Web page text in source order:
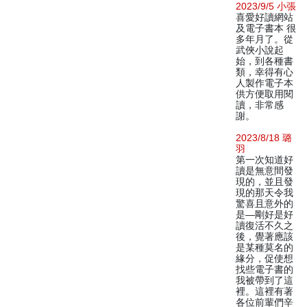
2023/9/5 小張
喜愛好讀網站
及電子書本 很
多年月了。從
武俠小說起
始，到各種書
類，幸得有心
人製作電子本
供方便取用閱
讀，非常感
謝。
2023/8/18 璐
羽
第一次知道好
讀是無意間發
現的，並且發
現的那天令我
驚喜且意外的
是—剛好是好
讀復活不久之
後，覺著應該
是某種莫名的
緣分，促使想
找些電子書的
我被帶到了這
裡。這裡有著
各位前輩們辛